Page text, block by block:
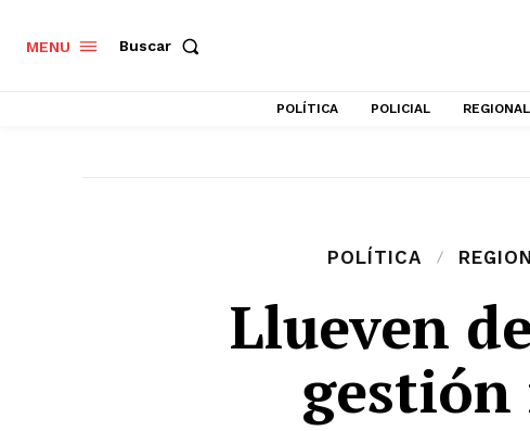
MENU Buscar
POLÍTICA POLICIAL REGIONAL
POLÍTICA
Llueven